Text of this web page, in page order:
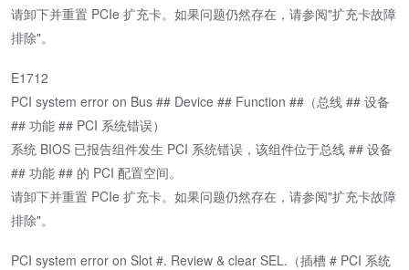
请卸下并重置 PCIe 扩充卡。如果问题仍然存在，请参阅"扩充卡故障
排除"。
E1712
PCI system error on Bus ## Device ## Function ##（总线 ## 设备
## 功能 ## PCI 系统错误）
系统 BIOS 已报告组件发生 PCI 系统错误，该组件位于总线 ## 设备
## 功能 ## 的 PCI 配置空间。
请卸下并重置 PCIe 扩充卡。如果问题仍然存在，请参阅"扩充卡故障
排除"。
PCI system error on Slot #. Review & clear SEL.（插槽 # PCI 系统